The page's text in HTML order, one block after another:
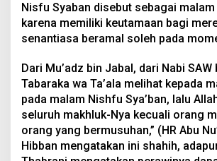
Nisfu Syaban disebut sebagai
karena memiliki keutamaan bagi
senantiasa beramal soleh pada
Dari Mu’adz bin Jabal, dari Nabi SAW
Tabaraka wa Ta’ala melihat kepada
pada malam Nishfu Sya’ban, lalu
seluruh makhluk-Nya kecuali orang
orang yang bermusuhan,” (HR Abu
Hibban mengatakan ini shahih,